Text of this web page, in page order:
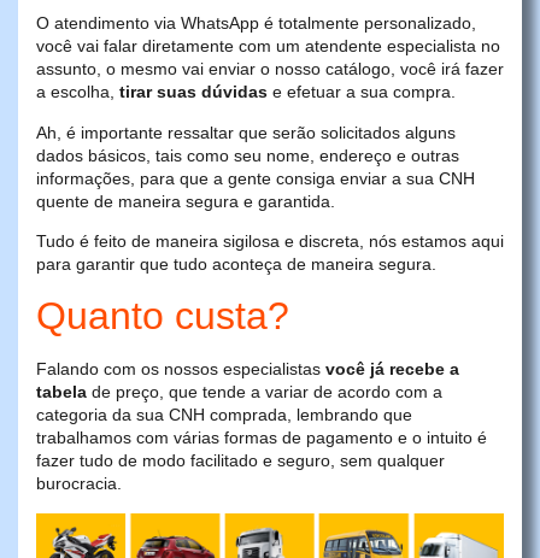
O atendimento via WhatsApp é totalmente personalizado,
você vai falar diretamente com um atendente especialista no
assunto, o mesmo vai enviar o nosso catálogo, você irá fazer
a escolha, tirar suas dúvidas e efetuar a sua compra.
Ah, é importante ressaltar que serão solicitados alguns
dados básicos, tais como seu nome, endereço e outras
informações, para que a gente consiga enviar a sua CNH
quente de maneira segura e garantida.
Tudo é feito de maneira sigilosa e discreta, nós estamos aqui
para garantir que tudo aconteça de maneira segura.
Quanto custa?
Falando com os nossos especialistas você já recebe a
tabela de preço, que tende a variar de acordo com a
categoria da sua CNH comprada, lembrando que
trabalhamos com várias formas de pagamento e o intuito é
fazer tudo de modo facilitado e seguro, sem qualquer
burocracia.